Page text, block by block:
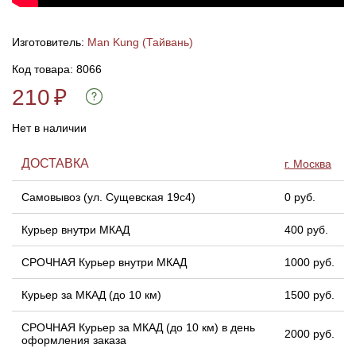
Изготовитель: Man Kung (Тайвань)
Код товара: 8066
210₽
Нет в наличии
ДОСТАВКА г. Москва
Самовывоз (ул. Сущевская 19с4) 0 руб.
Курьер внутри МКАД 400 руб.
СРОЧНАЯ Курьер внутри МКАД 1000 руб.
Курьер за МКАД (до 10 км) 1500 руб.
СРОЧНАЯ Курьер за МКАД (до 10 км) в день
оформления заказа
2000 руб.
Линейки для настройки лука
Полочки для лука
Плунжеры для лука
Киссеры для лука
Охотничьи ножи
Ножи складные